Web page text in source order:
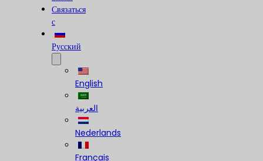
Связаться
с
Русский
English
العربية
Nederlands
Français